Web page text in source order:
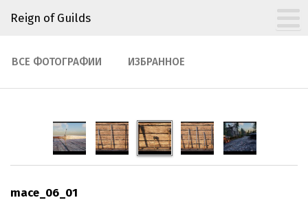
Reign of Guilds
ВСЕ ФОТОГРАФИИ ИЗБРАННОЕ
mace_06_01